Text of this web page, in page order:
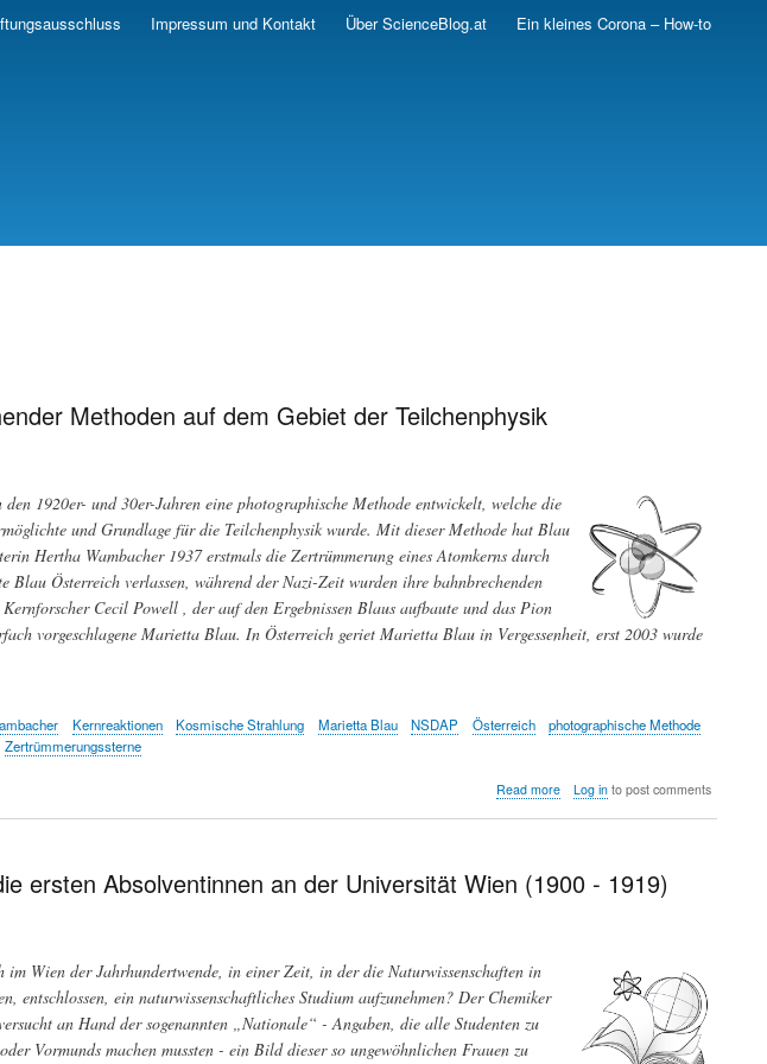
Impressum und Kontakt Über ScienceBlog.at Ein kleines Corona – How-to
Methoden auf dem Gebiet der Teilchenphysik
1920er- und 30er-Jahren eine photographische Methode entwickelt, welche die
und Grundlage für die Teilchenphysik wurde. Mit dieser Methode hat Blau
Hertha Wambacher 1937 erstmals die Zertrümmerung eines Atomkerns durch
Blau Österreich verlassen, während der Nazi-Zeit wurden ihre bahnbrechenden
Cecil Powell , der auf den Ergebnissen Blaus aufbaute und das Pion
vorgeschlagene Marietta Blau. In Österreich geriet Marietta Blau in Vergessenheit, erst 2003 wurde
Kernreaktionen Kosmische Strahlung Marietta Blau NSDAP Österreich
photographische Methode
Zertrümmerungssterne
Read moreabout
Methoden
Teilchenphysik
Log into post comments
ersten Absolventinnen an der Universität Wien (1900 - 1919)
im Wien der Jahrhundertwende, in einer Zeit, in der die Naturwissenschaften in
entschlossen, ein naturwissenschaftliches Studium aufzunehmen? Der Chemiker
an Hand der sogenannten „Nationale“ - Angaben, die alle Studenten zu
Vormunds machen mussten - ein Bild dieser so ungewöhnlichen Frauen zu